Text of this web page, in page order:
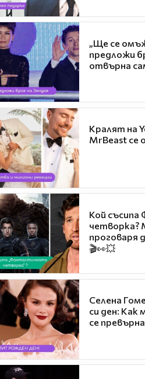
„Ще се
предложи
отвърна
Кралят на
MrBeast се
Кой
четворка?
проговаря
🎬👀💥
Селена
си ден: Как
се